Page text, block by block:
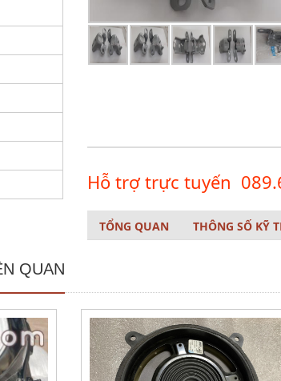
Hỗ trợ trực tuyến
TỔNG QUAN THÔNG SỐ KỸ
Bộ phận: phần thân vỏ